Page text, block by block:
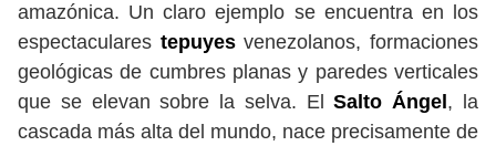
amazónica. Un claro ejemplo se encuentra en los
espectaculares tepuyesvenezolanos, formaciones
geológicas de cumbres planas y paredes verticales
que se elevan sobre la selva. ElSalto Ángel , la
cascada más alta del mundo, nace precisamente de